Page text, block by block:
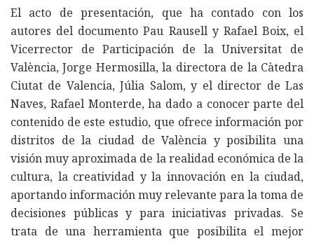
El acto de presentación, que ha contado con los
autores del documento Pau Rausell y Rafael Boix, el
Vicerrector de Participación de la Universitat de
València, Jorge Hermosilla, la directora de la Càtedra
Ciutat de Valencia, Júlia Salom, y el director de Las
Naves, Rafael Monterde, ha dado a conocer parte del
contenido de este estudio, que ofrece información por
distritos de la ciudad de València y posibilita una
visión muy aproximada de la realidad económica de la
cultura, la creatividad y la innovación en la ciudad,
aportando información muy relevante para la toma de
decisiones públicas y para iniciativas privadas. Se
trata de una herramienta que posibilita el mejor